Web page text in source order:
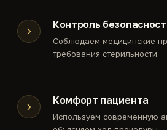
Контроль
Соблюдаем медицинские
требования стерильности.
Комфорт пациента
Используем современную